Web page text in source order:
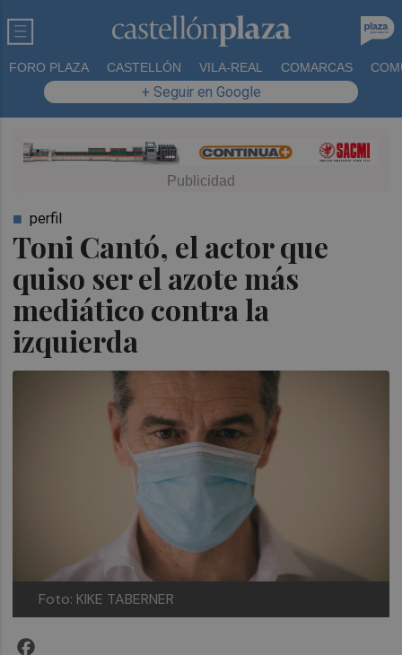
FORO PLAZA CASTELLÓN VILA-REAL COMARCAS
+ Seguir en Google
Toni Cantó, el actor que
quiso ser el azote más
mediático contra la
izquierda
perfil
Foto: KIKE TABERNER